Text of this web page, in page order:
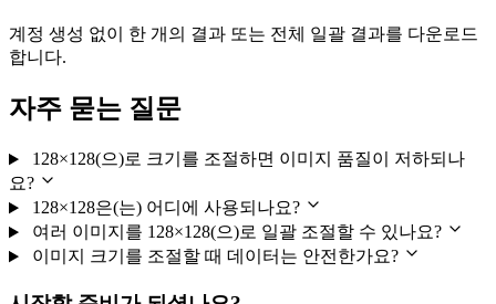
계정 생성 없이 한 개의 결과 또는 전체 일괄 결과를 다운로드
합니다.
자주 묻는 질문
128×128(으)로 크기를 조절하면 이미지 품질이 저하되나
요?
128×128은(는) 어디에 사용되나요?
여러 이미지를 128×128(으)로 일괄 조절할 수 있나요?
이미지 크기를 조절할 때 데이터는 안전한가요?